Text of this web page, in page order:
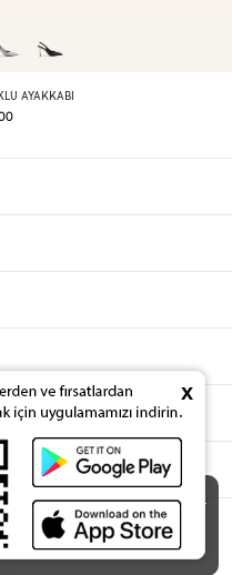
AYAKKABI
düzenlemelere uygun çerezler
ve Çerez Politikası
x